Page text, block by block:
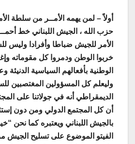
أولاً – لمن يهمه الأمــر من سلطة
حزب الله ، الجيش اللبناني خط
الأمر للجيش ضباطا وأفرادا وليس
خربوا الوطن ودمروا كل مقوماته
الوطنية بأفعالهم السياسية الدنيئة
وليعلم كل المسؤولين المغتصبين
الديمقراطي أنه في جولاتنا على
أن كل المجتمع الدولي ومن دون
بالجيش اللبناني ويعتبره كما نحن
الفيتو الموضوع على تسليح الجيش